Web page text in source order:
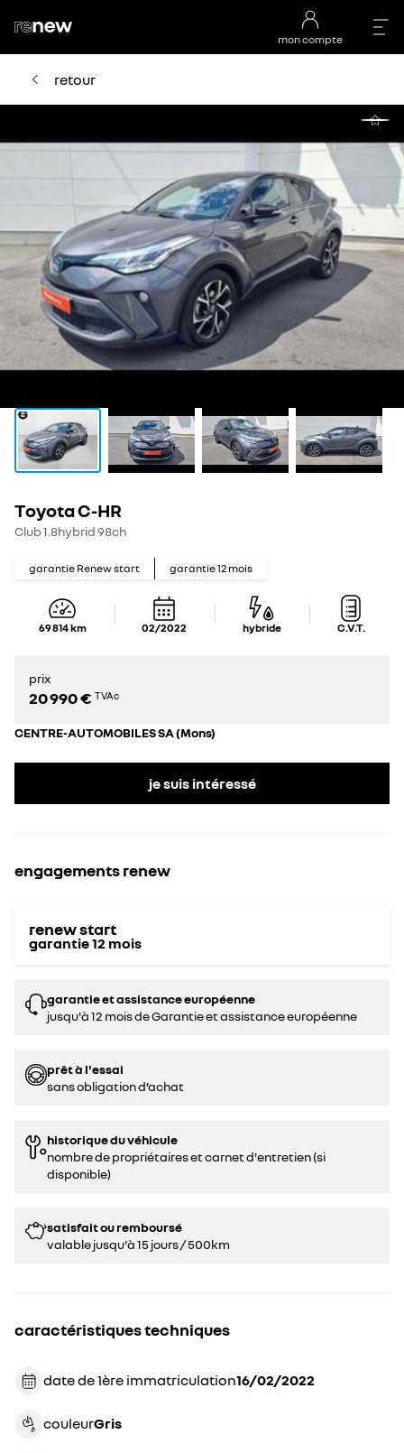
mon compte
retour
Toyota C-HR
Club 1.8hybrid 98ch
garantie Renew start garantie12 mois
69 814km 02/2022 hybride C.V.T.
prix
20 990 € TVAc
CENTRE-AUTOMOBILES SA (Mons)
je suis intéressé
engagements renew
renew start
garantie12 mois
garantie et assistance européenne
jusqu'à 12 mois de Garantie et assistance européenne
prêt à l'essai
sans obligation d’achat
historique du véhicule
nombre de propriétaires et carnet d'entretien (si
disponible)
satisfait ou remboursé
valable jusqu'à 15 jours / 500km
caractéristiques techniques
date de 1ère immatriculation 16/02/2022
couleur gris